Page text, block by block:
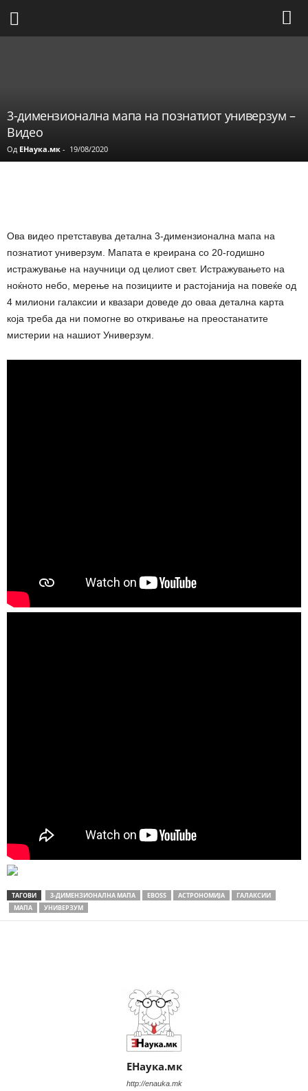
3-димензионална мапа на познатиот универзум –
Видео
Од ЕНаука.мк - 19/08/2020
Ова видео претставува детална 3-димензионална мапа на
познатиот универзум. Мапата е креирана со 20-годишно
истражување на научници од целиот свет. Истражувањето на
ноќното небо, мерење на позициите и растојанија на повеќе од
4 милиони галаксии и квазари доведе до оваа детална карта
која треба да ни помогне во откривање на преостанатите
мистерии на нашиот Универзум.
ТАГОВИ 3-ДИМЕНЗИОНАЛНА МАПА EBOSS АСТРОНОМИЈА
ГАЛАКСИИ
МАПА
УНИВЕРЗУМ
ЕНаука.мк
http://enauka.mk